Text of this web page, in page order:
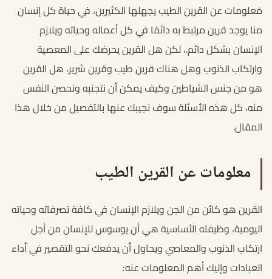
مَعلومات عن القرين الطيب يجهلها الكثيرين، في حياة كل إنسان
منا يوجد قرين مرتبط به دائمًا في كل أعماله وحياته ويلازم
الإنسان بشكل دائم.، لكن هل القرين يحرضك على المعصية
وارتكاب الذنوب وهل هناك قرين طيب وقرين شرير، هل القرين
هو من جنس الشياطين وكيف يمكن أن نتجنبه ونحصن النفس
منه، كل هذه الأسئلة سوف نجيبك عنها بالتفصيل من خلال هذا
المقال.
معلومات عن القرين الطيب
القرين هو كائن من الجن ويلازم الإنسان في كافة تصرفاته وحياته
اليومية، وظيفته الأساسية هي أن يوسوس للإنسان من أجل
ارتكاب الذنوب والمعاصي ويحاول أن يدفعك نحو التقصير في أداء
العبادات وإليك أهم المعلومات عنه: